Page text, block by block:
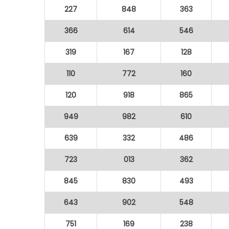
227 848 363
366 614 546
319 167 128
110 772 160
120 918 865
949 982 610
639 332 486
723 013 362
845 830 493
643 902 548
751 169 238